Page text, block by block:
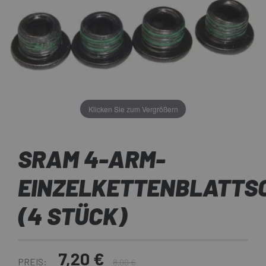
Klicken Sie zum Vergrößern
SRAM 4-ARM-
(4 STÜCK)
PREIS: 7,20 € 8,00 €